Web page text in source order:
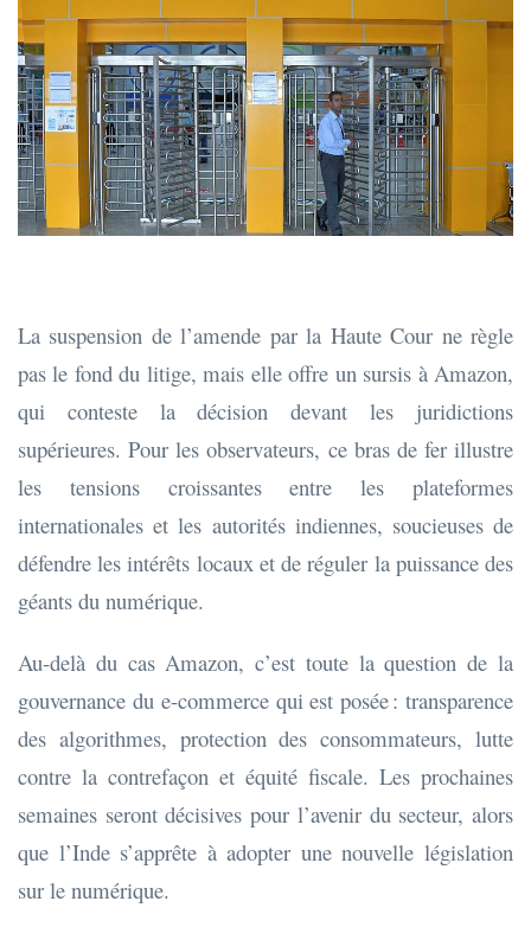
La suspension de l’amende par la Haute Cour ne règle
pas le fond du litige, mais elle offre un sursis à Amazon,
qui conteste la décision devant les juridictions
supérieures. Pour les observateurs, ce bras de fer illustre
les tensions croissantes entre les plateformes
internationales et les autorités indiennes, soucieuses de
défendre les intérêts locaux et de réguler la puissance des
géants du numérique.
Au-delà du cas Amazon, c’est toute la question de la
gouvernance du e-commerce qui est posée : transparence
des algorithmes, protection des consommateurs, lutte
contre la contrefaçon et équité fiscale. Les prochaines
semaines seront décisives pour l’avenir du secteur, alors
que l’Inde s’apprête à adopter une nouvelle législation
sur le numérique.